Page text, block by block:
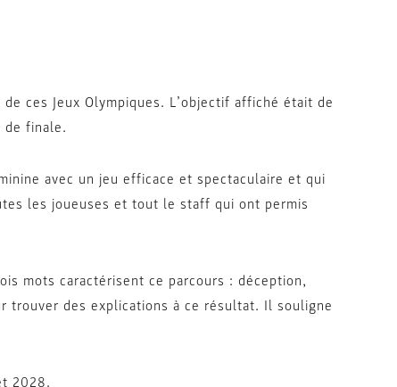
ces Jeux Olympiques. L’objectif affiché était de
de finale.
avec un jeu efficace et spectaculaire et qui
les joueuses et tout le staff qui ont permis
mots caractérisent ce parcours : déception,
trouver des explications à ce résultat. Il souligne
2028.